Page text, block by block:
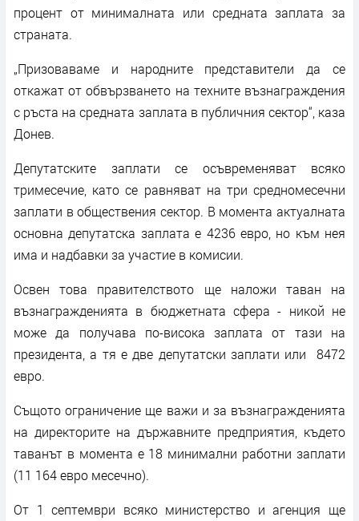
процент от минималната или средната заплата за
страната.
„Призоваваме и народните представители да се
откажат от обвързването на техните възнаграждения
с ръста на средната заплата в публичния сектор“, каза
Донев.
Депутатските заплати се осъвременяват всяко
тримесечие, като се равняват на три средномесечни
заплати в обществения сектор. В момента актуалната
основна депутатска заплата е 4236 евро, но към нея
има и надбавки за участие в комисии.
Освен това правителството ще наложи таван на
възнагражденията в бюджетната сфера - никой не
може да получава по-висока заплата от тази на
президента, а тя е две депутатски заплати или 8472
евро.
Същото ограничение ще важи и за възнагражденията
на директорите на държавните предприятия, където
таванът в момента е 18 минимални работни заплати
(11 164 eвро месечно).
От 1 септември всяко министерство и агенция ще